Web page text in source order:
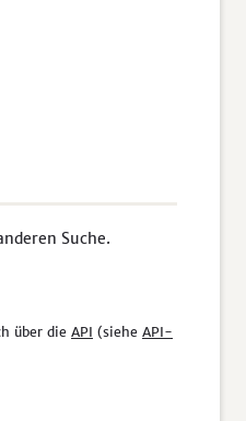
Suche.
über die API (siehe API-